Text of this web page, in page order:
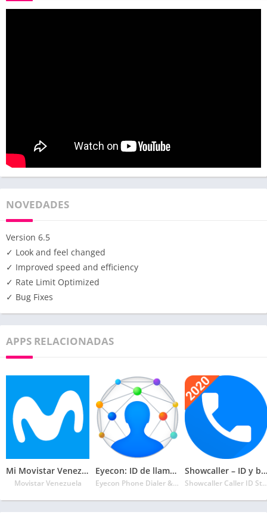
NOVEDADES
Version 6.5
✓ Look and feel changed
✓ Improved speed and efficiency
✓ Rate Limit Optimized
✓ Bug Fixes
APPS RELACIONADAS
Mi Movistar Venezuela-Saldo, Recargas, Pagos y más
Movistar Venezuela
Eyecon: ID de llamadas, Marcador, contactos telf.
Eyecon Phone Dialer & Contacts
Showcaller – ID y bloqueo
Showcaller